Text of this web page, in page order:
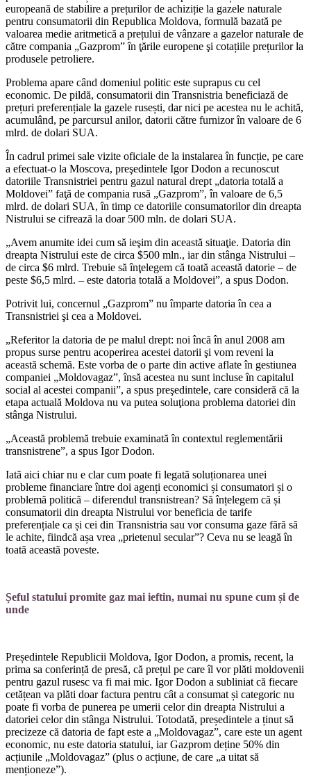
europeană de sta­bilire a prețurilor de achiziție la gazele na­turale
pentru consumatorii din Republica Moldova, formulă bazată pe
valoarea me­die aritmetică a prețului de vânzare a gaze­lor naturale de
către compania „Gazprom” în ţările europene şi cotațiile prețurilor la
produsele petroliere.
Problema apare când domeniul politic este suprapus cu cel
economic. De pildă, consumatorii din Transnistria beneficiază de
prețuri preferențiale la gazele rusești, dar nici pe acestea nu le achită,
acumulând, pe parcursul anilor, datorii către furnizor în valoare de 6
mlrd. de dolari SUA.
În cadrul primei sale vizite oficiale de la instalarea în funcție, pe care
a efectuat-o la Moscova, preşedintele Igor Dodon a recu­noscut
datoriile Transnistriei pentru gazul natural drept „datoria totală a
Moldovei” faţă de compania rusă „Gazprom”, în va­loare de 6,5
mlrd. de dolari SUA, în timp ce datoriile consumatorilor din dreapta
Nis­trului se cifrează la doar 500 mln. de dolari SUA.
„Avem anumite idei cum să ieşim din această situaţie. Datoria din
dreapta Nis­trului este de circa $500 mln., iar din stân­ga Nistrului –
de circa $6 mlrd. Trebuie să înţelegem că toată această datorie – de
peste $6,5 mlrd. – este datoria totală a Moldovei”, a spus Dodon.
Potrivit lui, concernul „Gazprom” nu îm­parte datoria în cea a
Transnistriei şi cea a Moldovei.
„Referitor la datoria de pe malul drept: noi încă în anul 2008 am
propus surse pen­tru acoperirea acestei datorii şi vom reveni la
această schemă. Este vorba de o parte din active aflate în gestiunea
companiei „Moldovagaz”, însă acestea nu sunt inclu­se în capitalul
social al acestei companii”, a spus preşedintele, care consideră că la
eta­pa actuală Moldova nu va putea soluţiona problema datoriei din
stânga Nistrului.
„Această problemă trebuie examinată în contextul reglementării
transnistrene”, a spus Igor Dodon.
Iată aici chiar nu e clar cum poate fi le­gată soluționarea unei
probleme financiare între doi agenți economici și consumatori și o
problemă politică – diferendul trans­nistrean? Să înțelegem că și
consumatorii din dreapta Nistrului vor beneficia de tarife
preferențiale ca și cei din Transnistria sau vor consuma gaze fără să
le achite, fiind­că așa vrea „prietenul secular”? Ceva nu se leagă în
toată această poveste.
Șeful statului promite gaz mai ieftin, numai nu spune cum și de
unde
Președintele Republicii Moldova, Igor Dodon, a promis, recent, la
prima sa conferință de presă, că prețul pe care îl vor plăti moldovenii
pentru gazul rusesc va fi mai mic. Igor Dodon a subliniat că fiecare
cetățean va plăti doar factura pentru cât a consumat și categoric nu
poate fi vorba de punerea pe umerii celor din dreapta Nis­trului a
datoriei celor din stânga Nistrului. Totodată, președintele a ținut să
precizeze că datoria de fapt este a „Moldovagaz”, care este un agent
economic, nu este da­toria statului, iar Gazprom deține 50% din
acțiunile „Moldovagaz” (plus o acțiune, de care „a uitat să
menționeze”).